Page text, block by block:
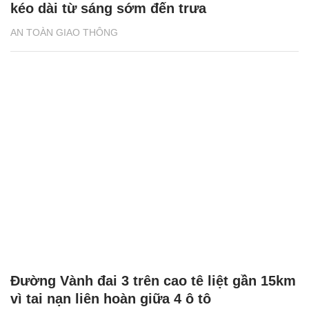
AN TOÀN GIAO THÔNG
kéo dài từ sáng sớm đến trưa
Đường Vành đai 3 trên cao tê liệt gần 15km
vì tai nạn liên hoàn giữa 4 ô tô